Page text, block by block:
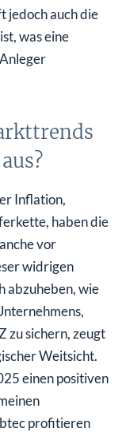
jedoch auch die
was eine
Inflation,
haben die
vor
widrigen
abzuheben, wie
zu sichern, zeugt
Weitsicht.
einen positiven
profitieren